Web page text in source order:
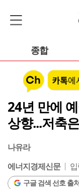
종합
24년 만에
상향...저축
나유라
에너지경제신문
구글 검색 선호 출